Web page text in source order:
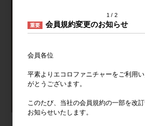
1 2
重要 会員規約変更のお知らせ
会員各位
平素よりエコロファニチャーをご利用
がとうございます。
このたび、当社の会員規約の一部を改
お知らせいたします。